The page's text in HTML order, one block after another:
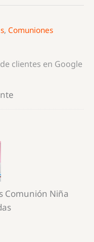
, Comuniones
clientes en Google
Comunión Niña